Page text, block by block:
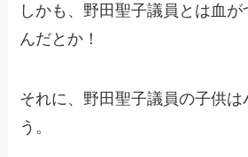
しかも、野田聖子議員とは血
んだとか！
それに、野田聖子議員の子供は
う。